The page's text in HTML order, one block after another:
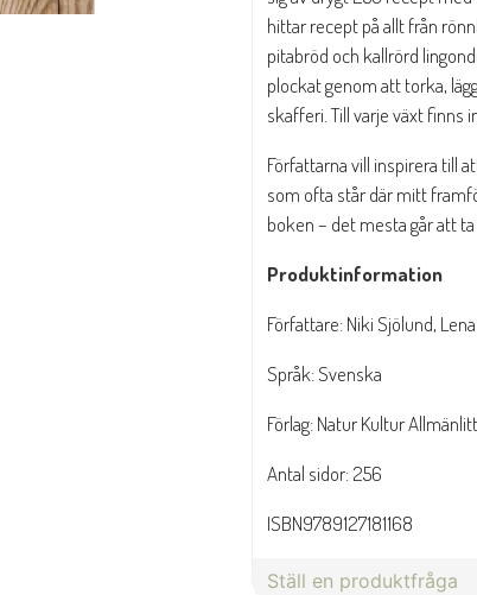
hittar recept på allt från
pitabröd och kallrörd
plockat genom att torka,
skafferi. Till varje växt finns
Författarna vill inspirera till
som ofta står där mitt
boken – det mesta går att ta
Produktinformation
Författare: Niki Sjölund,
Språk: Svenska
Förlag: Natur Kultur
Antal sidor: 256
ISBN9789127181168
Ställ en produktfråga